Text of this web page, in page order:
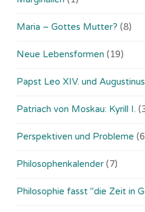
Maria – Gottes Mutter? (8)
Neue Lebensformen (19)
Papst Leo XIV. und Augustinus
Patriach von Moskau: Kyrill I.
Perspektiven und Probleme
Philosophenkalender (7)
Philosophie fasst "die Zeit in